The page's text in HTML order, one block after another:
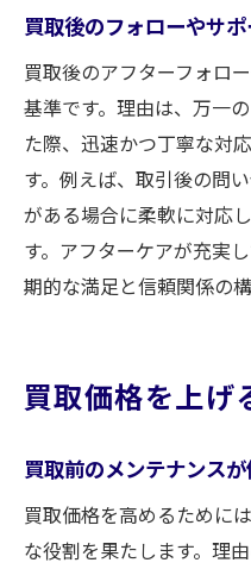
買取後のフォローやサ
買取後のアフターフォロ
基準です。理由は、万一
た際、迅速かつ丁寧な対
す。例えば、取引後の問
がある場合に柔軟に対応
す。アフターケアが充実
期的な満足と信頼関係の
買取価格を上げ
買取前のメンテナンス
買取価格を高めるために
な役割を果たします。理